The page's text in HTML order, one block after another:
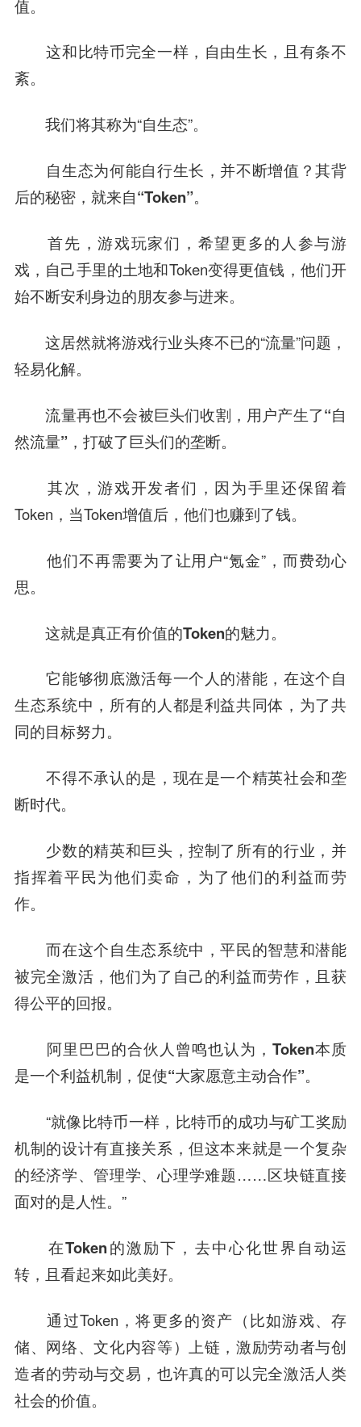
值。
这和比特币完全一样，自由生长，且有条不
紊。
我们将其称为“自生态”。
自生态为何能自行生长，并不断增值？其背
后的秘密，就来自“Token”。
首先，游戏玩家们，希望更多的人参与游
戏，自己手里的土地和Token变得更值钱，他们开
始不断安利身边的朋友参与进来。
这居然就将游戏行业头疼不已的“流量”问题，
轻易化解。
流量再也不会被巨头们收割，用户产生了“自
然流量”，打破了巨头们的垄断。
其次，游戏开发者们，因为手里还保留着
Token，当Token增值后，他们也赚到了钱。
他们不再需要为了让用户“氪金”，而费劲心
思。
这就是真正有价值的Token的魅力。
它能够彻底激活每一个人的潜能，在这个自
生态系统中，所有的人都是利益共同体，为了共
同的目标努力。
不得不承认的是，现在是一个精英社会和垄
断时代。
少数的精英和巨头，控制了所有的行业，并
指挥着平民为他们卖命，为了他们的利益而劳
作。
而在这个自生态系统中，平民的智慧和潜能
被完全激活，他们为了自己的利益而劳作，且获
得公平的回报。
阿里巴巴的合伙人曾鸣也认为，Token本质
是一个利益机制，促使“大家愿意主动合作”。
“就像比特币一样，比特币的成功与矿工奖励
机制的设计有直接关系，但这本来就是一个复杂
的经济学、管理学、心理学难题……区块链直接
面对的是人性。”
在Token的激励下，去中心化世界自动运
转，且看起来如此美好。
通过Token，将更多的资产（比如游戏、存
储、网络、文化内容等）上链，激励劳动者与创
造者的劳动与交易，也许真的可以完全激活人类
社会的价值。